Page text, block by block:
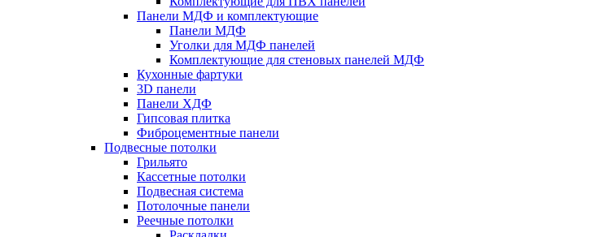
Панели МДФ и комплектующие
Панели МДФ
Уголки для МДФ панелей
Комплектующие для стеновых панелей МДФ
Кухонные фартуки
3D панели
Панели ХДФ
Гипсовая плитка
Фиброцементные панели
Подвесные потолки
Грильято
Кассетные потолки
Подвесная система
Потолочные панели
Реечные потолки